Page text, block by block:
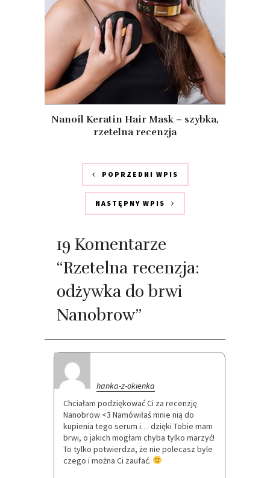
Nanoil Keratin Hair Mask – szybka,
rzetelna recenzja
POPRZEDNI WPIS
NASTĘPNY WPIS
19 Komentarze
“Rzetelna recenzja:
odżywka do brwi
Nanobrow”
hanka-z-okienka
Chciałam podziękować Ci za recenzję
Nanobrow <3 Namówiłaś mnie nią do
kupienia tego serum i… dzięki Tobie mam
brwi, o jakich mogłam chyba tylko marzyć!
To tylko potwierdza, że nie polecasz byle
czego i można Ci zaufać.